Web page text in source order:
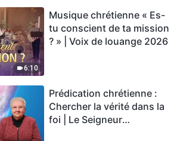
6:10
Musique chrétienne « Es-
tu conscient de ta mission
? » | Voix de louange 2026
Prédication chrétienne :
Chercher la vérité dans la
foi | Le Seigneur